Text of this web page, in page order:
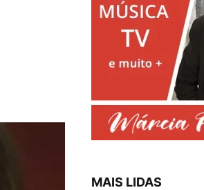
MAIS LIDAS